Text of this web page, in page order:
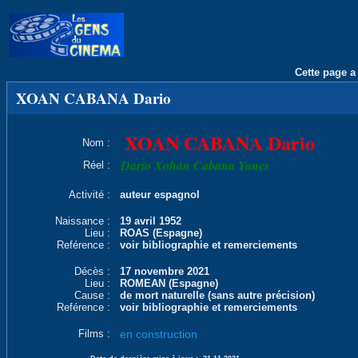
Cette page
XOAN CABANA Dario
Nom : XOAN CABANA Dario
Réel : Darío Xohán Cabana Yanes
Activité : auteur espagnol
Naissance :
19 avril 1952
Lieu :
ROAS (Espagne)
Reférence :
voir bibliographie et remerciements
Décès :
17 novembre 2021
Lieu :
ROMEAN (Espagne)
Cause :
de mort naturelle (sans autre précision)
Reférence :
voir bibliographie et remerciements
Films : en construction